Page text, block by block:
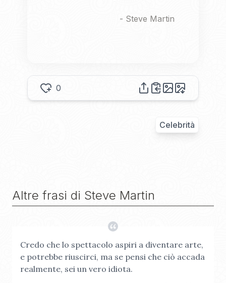
- Steve Martin
0
Celebrità
Altre frasi di Steve Martin
Credo che lo spettacolo aspiri a diventare arte,
e potrebbe riuscirci, ma se pensi che ciò accada
realmente, sei un vero idiota.